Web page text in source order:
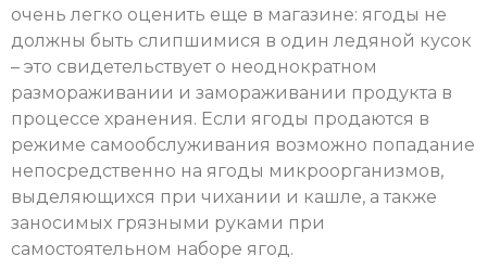
очень легко оценить еще в магазине: ягоды не
должны быть слипшимися в один ледяной кусок
– это свидетельствует о неоднократном
размораживании и замораживании продукта в
процессе хранения. Если ягоды продаются в
режиме самообслуживания возможно попадание
непосредственно на ягоды микроорганизмов,
выделяющихся при чихании и кашле, а также
заносимых грязными руками при
самостоятельном наборе ягод.